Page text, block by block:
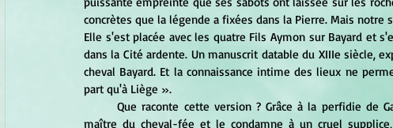
concrètes que la légende a fixées dans la Pierre. Mais
Elle s'est placée avec les quatre Fils Aymon sur Bayard
dans la Cité ardente. Un manuscrit datable du XIIIe siècle,
cheval Bayard. Et la connaissance intime des lieux ne
part qu'à Liège ».
	Que raconte cette version ? Grâce à la perfidie de Ganelon, Charlemagne parvient finalement à se rendre
maître du cheval-fée et le condamne à un cruel